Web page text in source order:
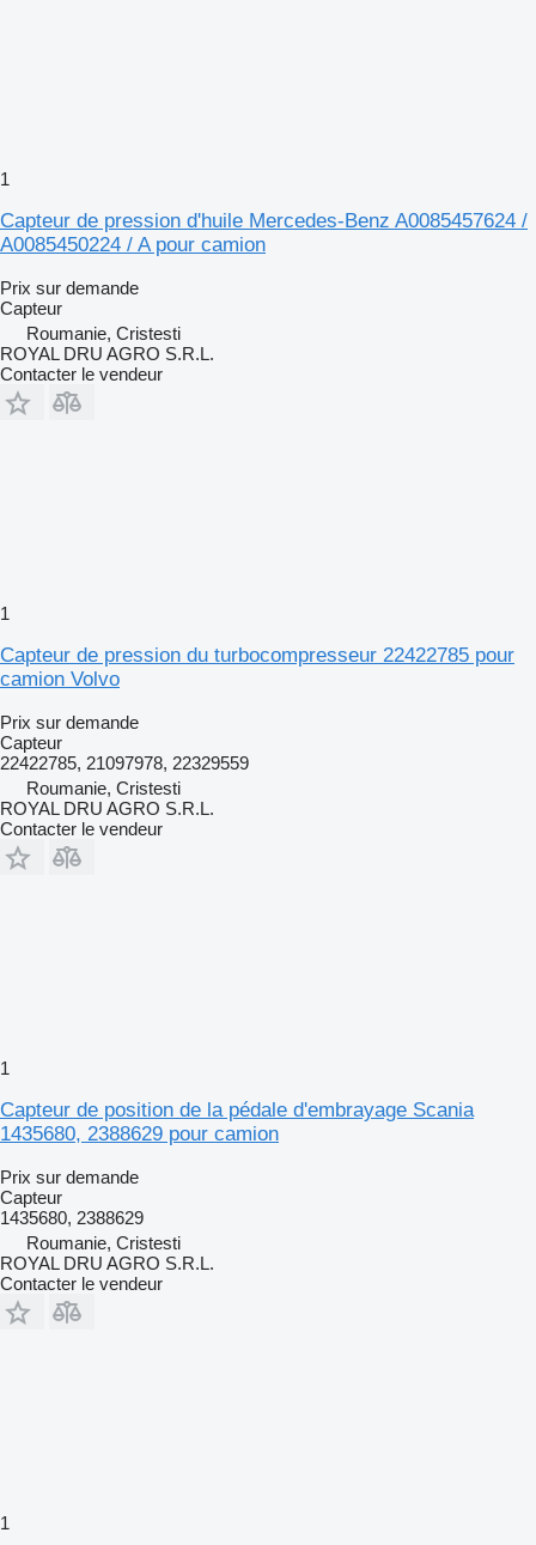
1
Capteur de pression d'huile Mercedes-Benz A0085457624 /
A0085450224 / A pour camion
Prix sur demande
Capteur
Roumanie, Cristesti
ROYAL DRU AGRO S.R.L.
Contacter le vendeur
1
Capteur de pression du turbocompresseur 22422785 pour
camion Volvo
Prix sur demande
Capteur
22422785, 21097978, 22329559
Roumanie, Cristesti
ROYAL DRU AGRO S.R.L.
Contacter le vendeur
1
Capteur de position de la pédale d'embrayage Scania
1435680, 2388629 pour camion
Prix sur demande
Capteur
1435680, 2388629
Roumanie, Cristesti
ROYAL DRU AGRO S.R.L.
Contacter le vendeur
1